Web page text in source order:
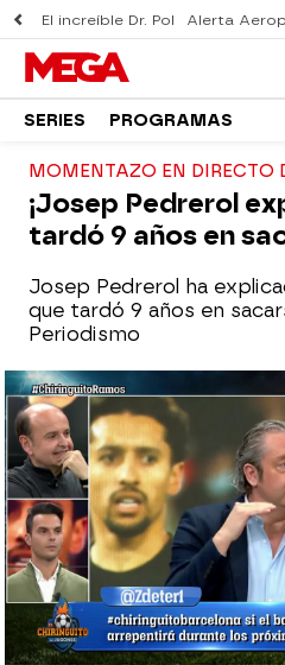
El increíble Dr. Pol Alerta
SERIES PROGRAMAS
MOMENTAZO EN DIRECTO
¡Josep Pedrerol
tardó 9 años en
Josep Pedrerol ha
que tardó 9 años en
Periodismo
El Chiringuito
Madrid
Publicado:24 de enero de